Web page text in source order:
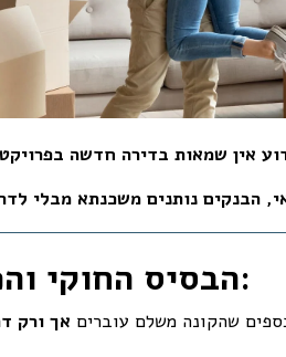
הבנקים נותנים משכנתא מבלי
הבסיס החוקי והפרקטי:
שהקונה משלם עוברים אך ורק